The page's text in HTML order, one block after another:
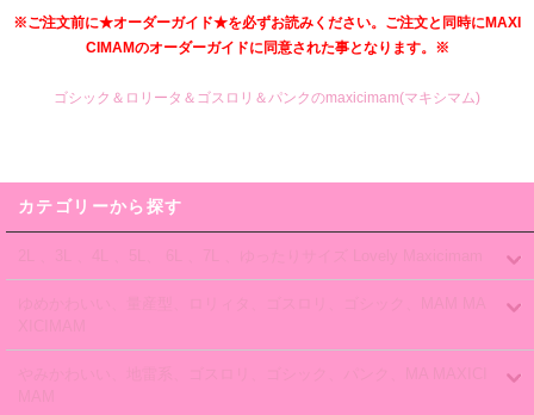
※ご注文前に★オーダーガイド★を必ずお読みください。ご注文と同時にMAXI
CIMAMのオーダーガイドに同意された事となります。※
ゴシック＆ロリータ＆ゴスロリ＆パンクのmaxicimam(マキシマム)
カテゴリーから探す